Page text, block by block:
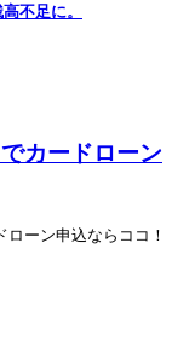
不足に。
カードローン
ーン申込ならココ！